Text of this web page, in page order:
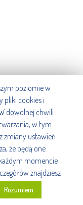
poziomie w
pliki cookies i
dowolnej chwili
w tym
zmiany ustawień
że będą one
momencie
znajdziesz
Rozumiem